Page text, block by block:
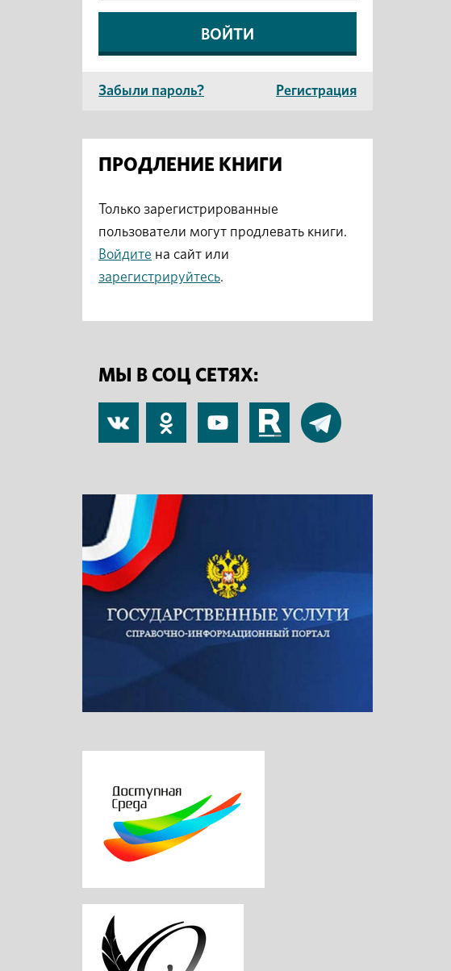
Забыли пароль? Регистрация
ПРОДЛЕНИЕ КНИГИ
Только зарегистрированные
пользователи могут продлевать книги.
Войдите на сайт или
зарегистрируйтесь.
МЫ В СОЦ СЕТЯХ:
Одноклассники
YouTube RuTube Telegram